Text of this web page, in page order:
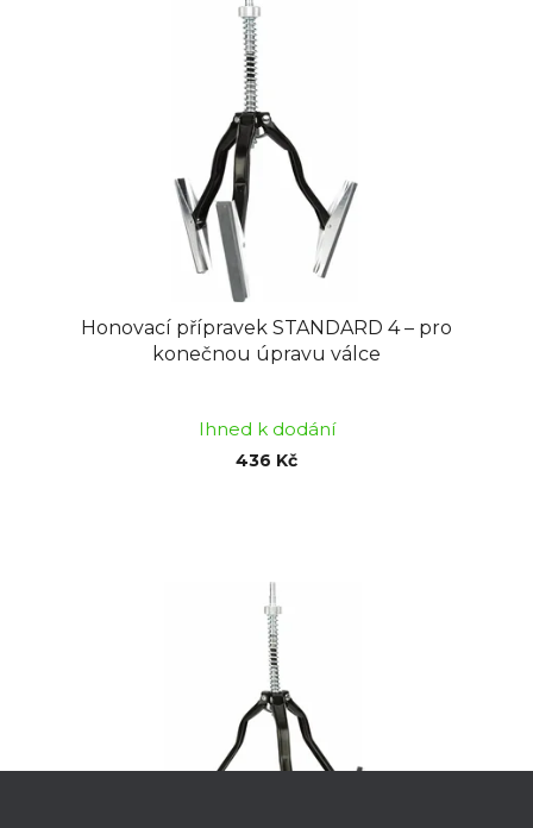
Honovací přípravek STANDARD 4 – pro
konečnou úpravu válce
hodnocení
produktu
hvězdiček.
Ihned k dodání
436 Kč